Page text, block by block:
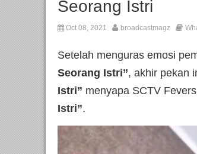
Seorang Istri
Oct 08, 2021 broadcastmagz
Setelah menguras emosi
Seorang Istri”, akhir pekan
Istri” menyapa SCTV
Istri”.